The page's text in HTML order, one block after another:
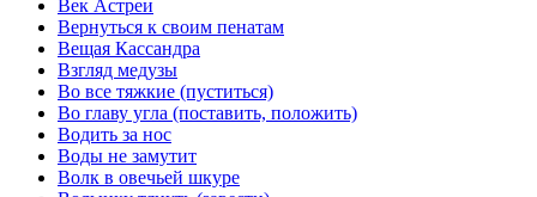
Век Астреи
Вернуться к своим пенатам
Вещая Кассандра
Взгляд медузы
Во все тяжкие (пуститься)
Во главу угла (поставить, положить)
Водить за нос
Воды не замутит
Волк в овечьей шкуре